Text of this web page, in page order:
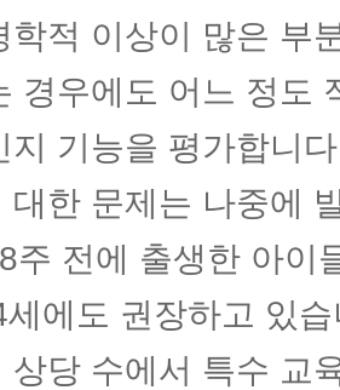
스톱 클리닉
리닉
닉
학적 이상이 많은 부
경우에도 어느 정도
지 기능을 평가합니
대한 문제는 나중에
주 전에 출생한 아이
에도 권장하고 있
상당 수에서 특수 교